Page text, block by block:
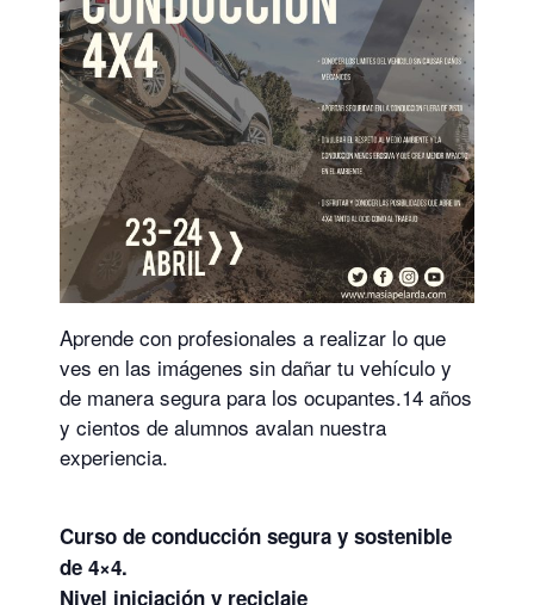
Aprende con profesionales a realizar lo que
ves en las imágenes sin dañar tu vehículo y
de manera segura para los ocupantes.14 años
y cientos de alumnos avalan nuestra
experiencia.
Curso de conducción segura y sostenible
de 4×4.
Nivel iniciación y reciclaje